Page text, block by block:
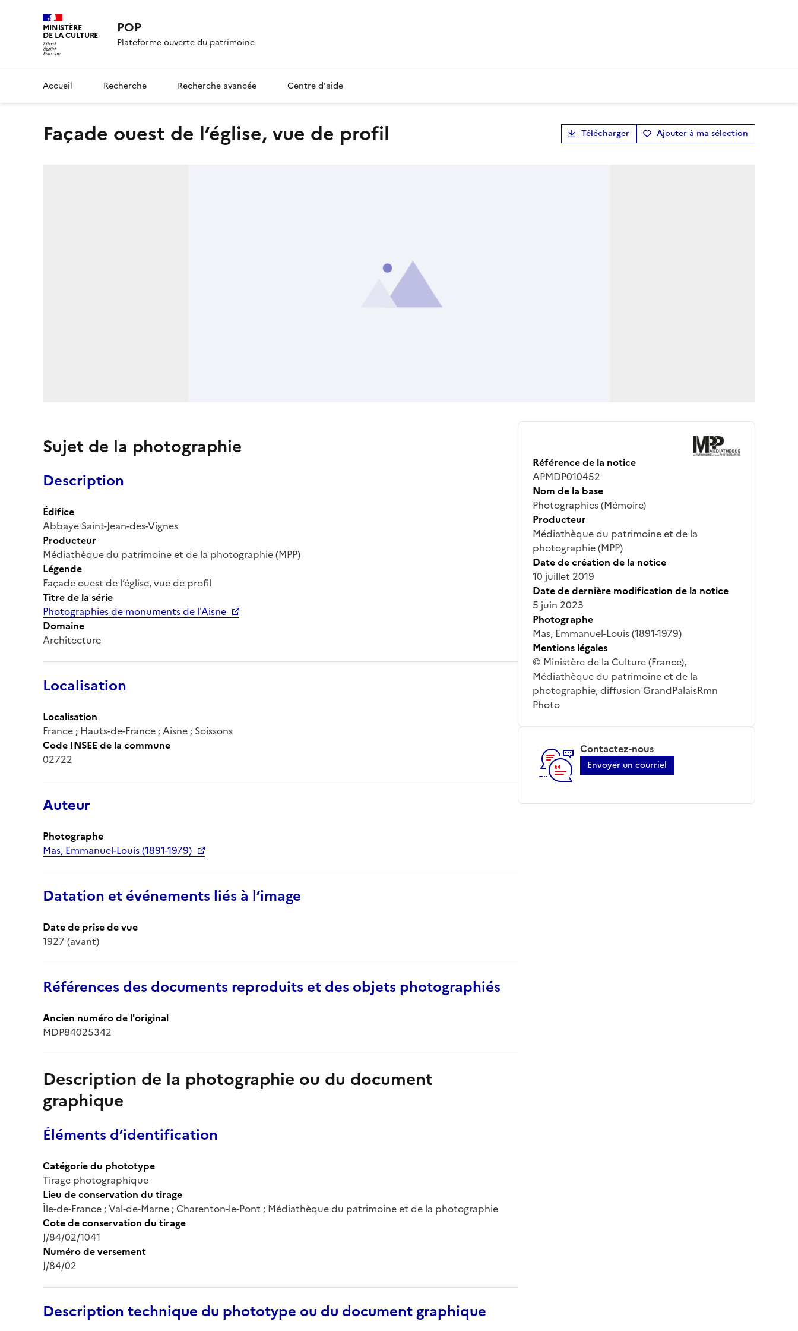
MINISTÈRE
DE LA CULTURE POP
Plateforme ouverte du patrimoine
Accueil Recherche Recherche avancée Centre d'aide
Façade ouest de l’église, vue de profil Télécharger Ajouter à ma sélection
Sujet de la photographie
Description
Édifice
Abbaye Saint-Jean-des-Vignes
Producteur
Médiathèque du patrimoine et de la photographie (MPP)
Légende
Façade ouest de l’église, vue de profil
Titre de la série
Photographies de monuments de l'Aisne
Domaine
Architecture
Localisation
Localisation
France ; Hauts-de-France ; Aisne ; Soissons
Code INSEE de la commune
02722
Auteur
Photographe
Mas, Emmanuel-Louis (1891-1979)
Datation et événements liés à l’image
Date de prise de vue
1927 (avant)
Références des documents reproduits et des objets photographiés
Ancien numéro de l'original
MDP84025342
Description de la photographie ou du document
graphique
Éléments d’identification
Catégorie du phototype
Tirage photographique
Lieu de conservation du tirage
Île-de-France ; Val-de-Marne ; Charenton-le-Pont ; Médiathèque du patrimoine et de la photographie
Cote de conservation du tirage
J/84/02/1041
Numéro de versement
J/84/02
Description technique du phototype ou du document graphique
Référence de la notice
APMDP010452
Nom de la base
Photographies (Mémoire)
Producteur
Médiathèque du patrimoine et de la
photographie (MPP)
Date de création de la notice
10 juillet 2019
Date de dernière modification de la notice
5 juin 2023
Photographe
Mas, Emmanuel-Louis (1891-1979)
Mentions légales
© Ministère de la Culture (France),
Médiathèque du patrimoine et de la
photographie, diffusion GrandPalaisRmn
Photo
Contactez-nous
Envoyer un courriel